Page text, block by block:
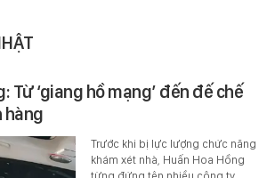
Từ ‘giang hồ mạng’ đến đế chế
hàng
Trước khi bị lực lượng chức năng
khám xét nhà, Huấn Hoa Hồng